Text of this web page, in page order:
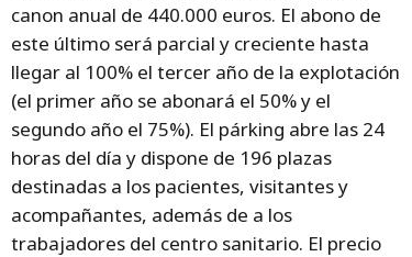
canon anual de 440.000 euros. El abono de
este último será parcial y creciente hasta
llegar al 100% el tercer año de la explotación
(el primer año se abonará el 50% y el
segundo año el 75%). El párking abre las 24
horas del día y dispone de 196 plazas
destinadas a los pacientes, visitantes y
acompañantes, además de a los
trabajadores del centro sanitario. El precio